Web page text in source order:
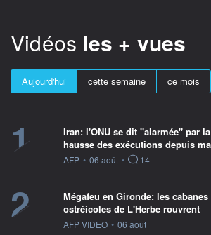
Vidéos les + vues
Aujourd'hui cette semaine ce mois
1
Iran: l'ONU se dit "alarmée" par la
hausse des exécutions depuis
information fournie par
AFP • 06 août • 14
2
Mégafeu en Gironde: les cabanes
ostréicoles de L'Herbe rouvrent
information fournie par
AFP VIDEO • 06 août